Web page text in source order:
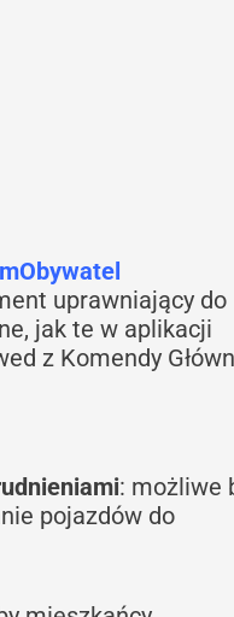
uprawniający do
jak te w aplikacji
z Komendy
: możliwe
pojazdów do